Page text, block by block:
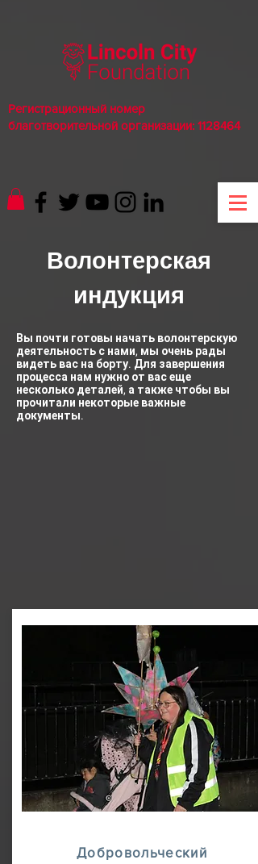
Регистрационный номер
благотворительной организации: 1128464
Волонтерская
индукция
Вы почти готовы начать волонтерскую
деятельность с нами, мы очень рады
видеть вас на борту. Для завершения
процесса нам нужно от вас еще
несколько деталей, а также чтобы вы
прочитали некоторые важные
документы.
Добровольческий